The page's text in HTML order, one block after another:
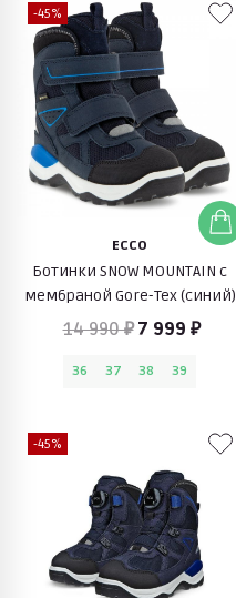
-45%
ECCO
Ботинки SNOW MOUNTAIN c
мембраной Gore-Tex (синий)
14 990 ₽ 7 999 ₽
36 37 38 39
-45%